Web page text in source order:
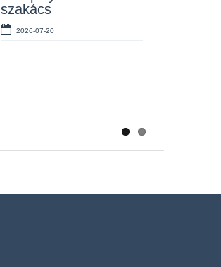
szakács
2026-07-20
takarító
2026-07-06